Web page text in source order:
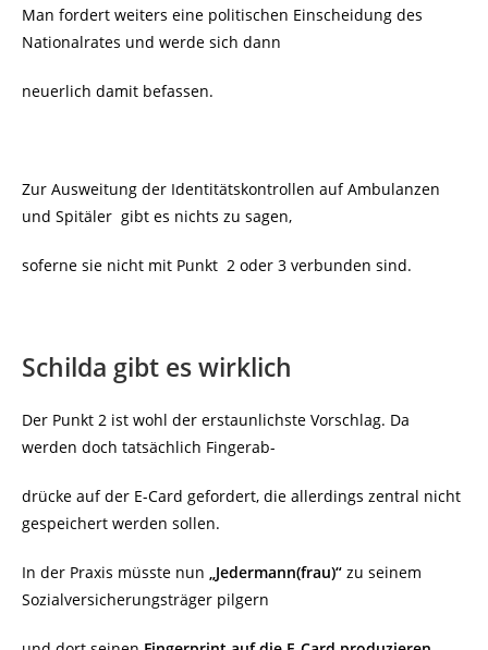
Man fordert weiters eine politischen Einscheidung des
Nationalrates und werde sich dann
neuerlich damit befassen.
Zur Ausweitung der Identitätskontrollen auf Ambulanzen
und Spitäler gibt es nichts zu sagen,
soferne sie nicht mit Punkt 2 oder 3 verbunden sind.
Schilda gibt es wirklich
Der Punkt 2 ist wohl der erstaunlichste Vorschlag. Da
werden doch tatsächlich Fingerab-
drücke auf der E-Card gefordert, die allerdings zentral nicht
gespeichert werden sollen.
In der Praxis müsste nun „Jedermann(frau)“ zu seinem
Sozialversicherungsträger pilgern